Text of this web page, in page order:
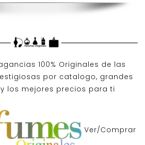
100% Originales de las
por catalogo, grandes
los mejores precios para ti
Ver/Comprar